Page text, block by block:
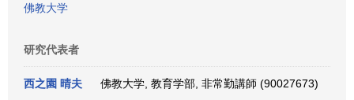
佛教大学
研究代表者
西之園 晴夫 佛教大学, 教育学部, 非常勤講師 (90027673)